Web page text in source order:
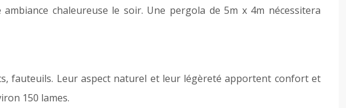
chaleureuse le soir. Une pergola de 5m x 4m nécessitera
fauteuils. Leur aspect naturel et leur légèreté apportent confort et
150 lames.